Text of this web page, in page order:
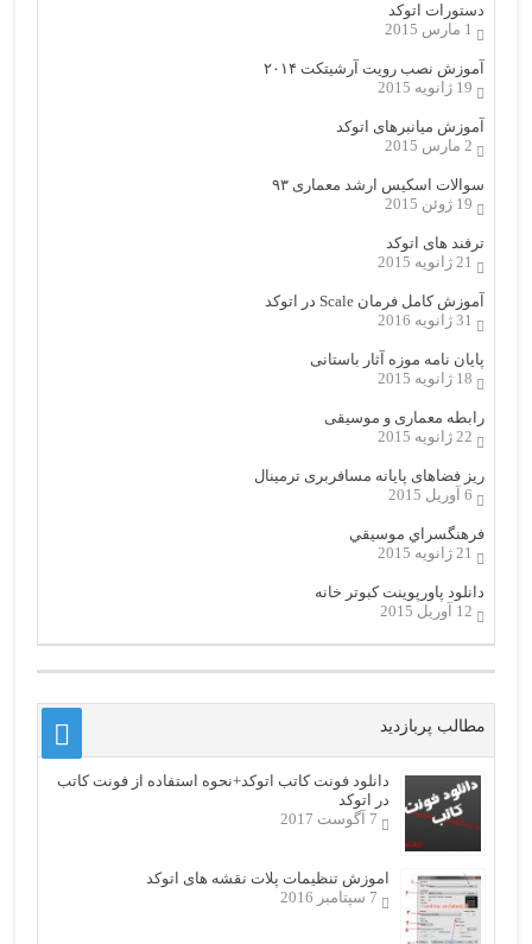
دستورات اتوکد
1 مارس 2015
آموزش نصب رویت آرشیتکت ۲۰۱۴
19 ژانویه 2015
آموزش میانبرهای اتوکد
2 مارس 2015
سوالات اسکیس ارشد معماری ۹۳
19 ژوئن 2015
ترفند های اتوکد
21 ژانویه 2015
آموزش کامل فرمان Scale در اتوکد
31 ژانویه 2016
پایان نامه موزه آثار باستانی
18 ژانویه 2015
رابطه معماری و موسیقی
22 ژانویه 2015
ریز فضاهای پایانه مسافربری ترمینال
6 آوریل 2015
فرهنگسراي موسيقي
21 ژانویه 2015
دانلود پاورپوینت کبوتر خانه
12 آوریل 2015
مطالب پربازدید
دانلود فونت کاتب اتوکد+نحوه استفاده از فونت کاتب
در اتوکد
7 آگوست 2017
اموزش تنظیمات پلات نقشه های اتوکد
7 سپتامبر 2016